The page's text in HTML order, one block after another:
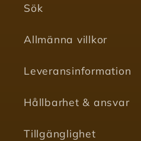
Sök
Allmänna villkor
Leveransinformation
Hållbarhet & ansvar
Tillgänglighet